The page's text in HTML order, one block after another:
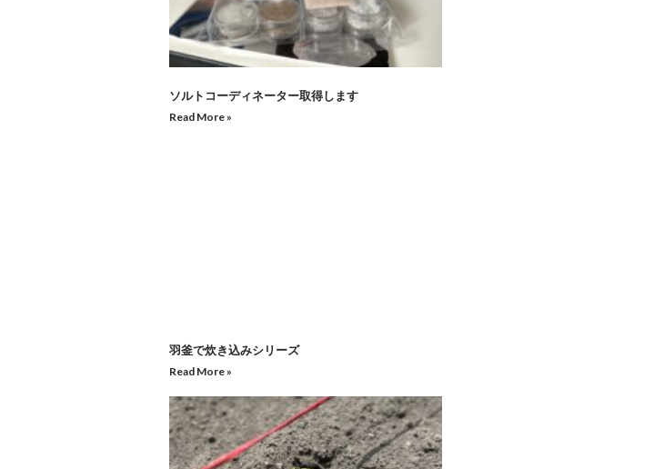
ソルトコーディネーター取得します
Read More »
羽釜で炊き込みシリーズ
Read More »